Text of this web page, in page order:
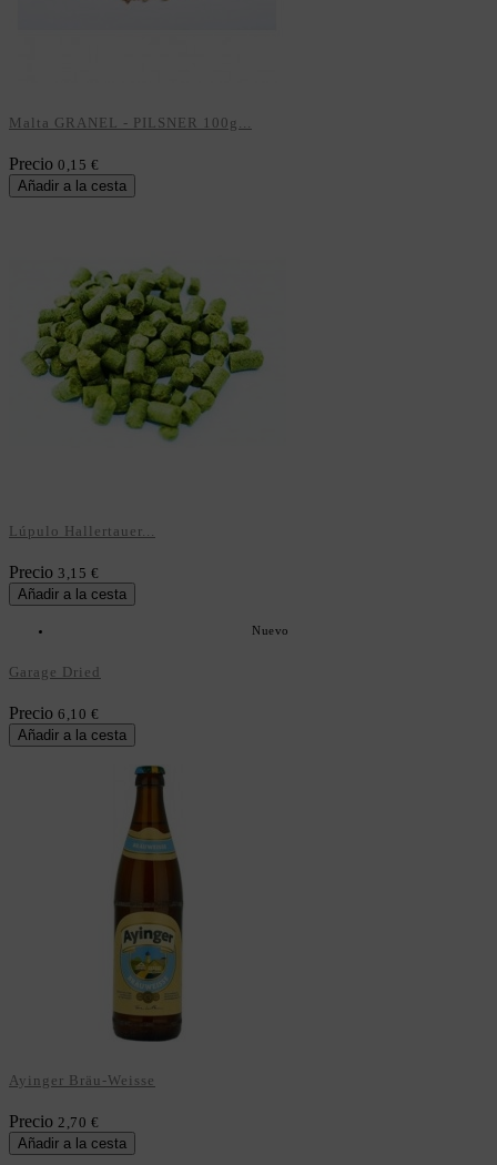
Malta GRANEL - PILSNER 100g...
Precio 0,15 €
Añadir a la cesta
Lúpulo Hallertauer...
Precio 3,15 €
Añadir a la cesta
Nuevo
Garage Dried
Precio 6,10 €
Añadir a la cesta
Ayinger Bräu-Weisse
Precio 2,70 €
Añadir a la cesta